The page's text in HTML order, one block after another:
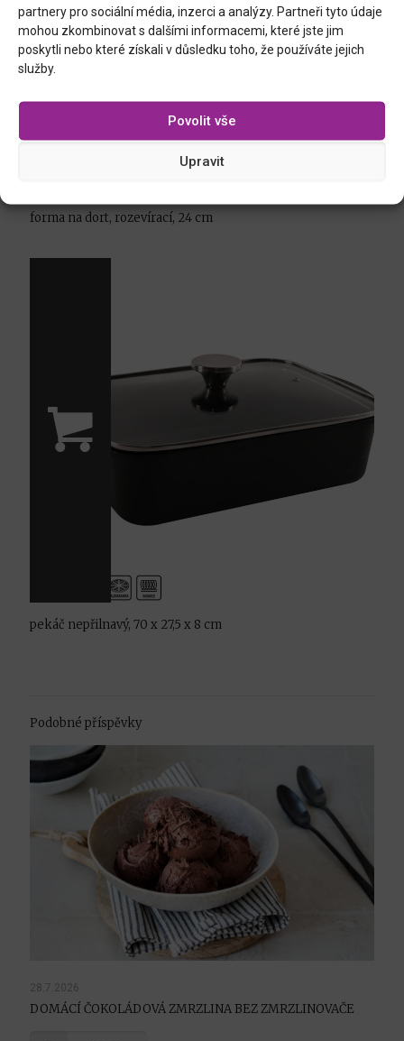
partnery pro sociální média, inzerci a analýzy. Partneři tyto údaje
mohou zkombinovat s dalšími informacemi, které jste jim
poskytli nebo které získali v důsledku toho, že používáte jejich
služby.
Povolit vše
Upravit
forma na dort, rozevírací, 24 cm
pekáč nepřilnavý, 70 x 27,5 x 8 cm
Podobné příspěvky
28.7.2026
DOMÁCÍ ČOKOLÁDOVÁ ZMRZLINA BEZ ZMRZLINOVAČE